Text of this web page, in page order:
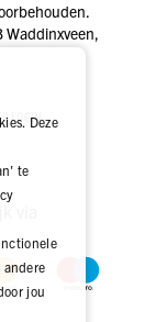
Waddinxveen,
LOGIN
via
Deze
te
andere
jou